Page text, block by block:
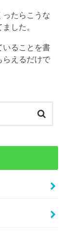
ったらこうな
した。
いることを書
らえるだけで